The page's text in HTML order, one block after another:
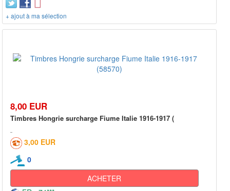
+ ajout à ma sélection
8,00 EUR
Timbres Hongrie surcharge Fiume Italie 1916-1917 (
3,00 EUR
0
ACHETER